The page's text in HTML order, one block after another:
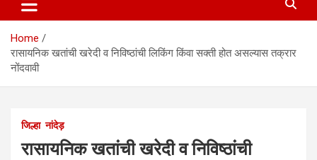
Home
रासायनिक खतांची खरेदी व निविष्ठांची लिकिंग किंवा सक्ती होत असल्यास तक्रार
नोंदवावी
जिल्हा नांदेड़
रासायनिक खतांची खरेदी व निविष्ठांची